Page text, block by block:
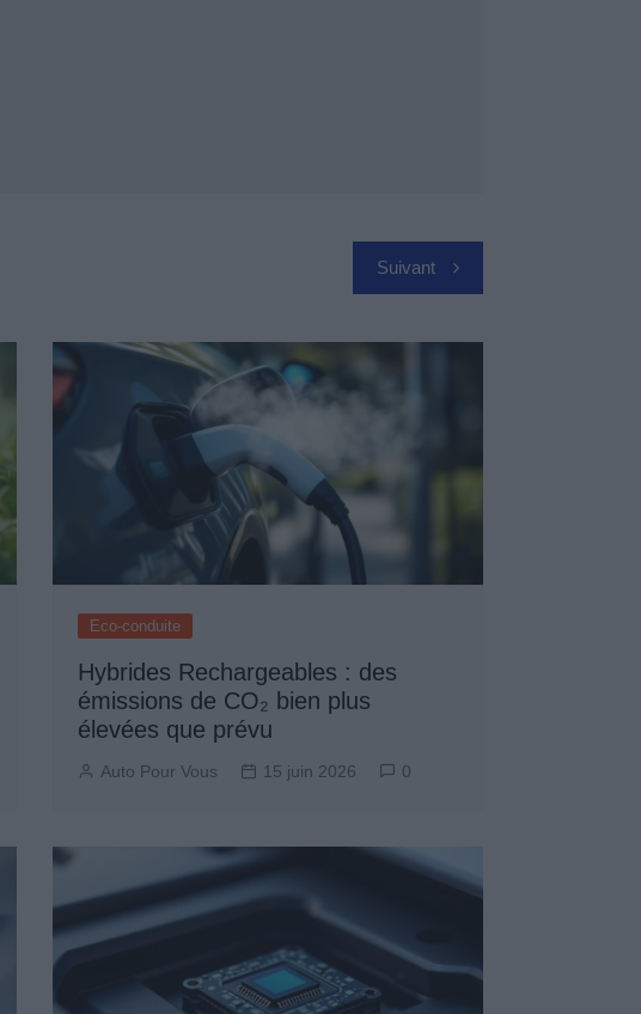
Suivant
Eco-conduite
Hybrides Rechargeables : des
émissions de CO₂ bien plus
élevées que prévu
Auto Pour Vous 15 juin 2026 0